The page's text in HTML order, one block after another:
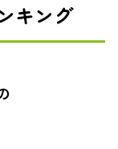
キング